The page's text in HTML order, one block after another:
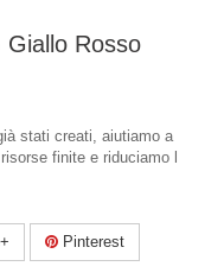
Giallo Rosso
stati creati, aiutiamo a
finite e riduciamo l
Pinterest